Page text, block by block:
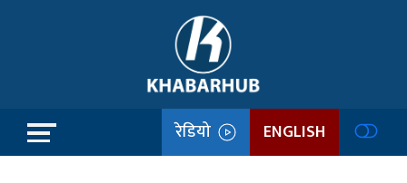
रेडियो ENGLISH